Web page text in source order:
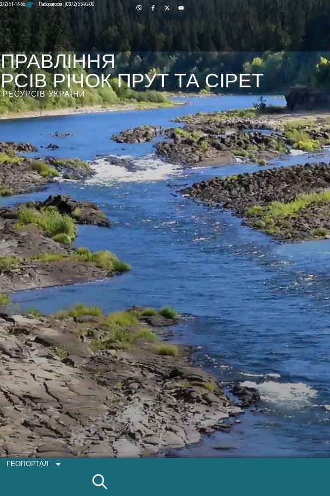
Лабораторія: (0372) 53-92-00
51-14-56
РІЧОК ПРУТ ТА СІРЕТ
УКРАЇНИ
ГЕОПОРТАЛ